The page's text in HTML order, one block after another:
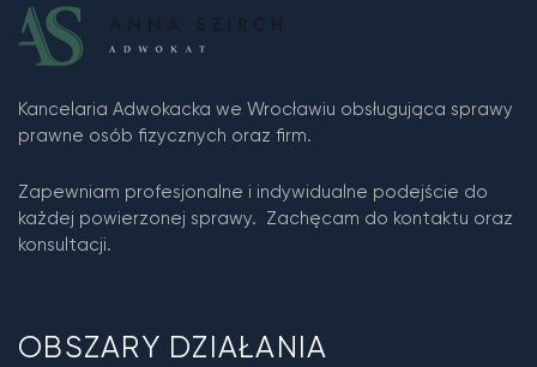
Kancelaria Adwokacka we Wrocławiu obsługująca sprawy
prawne osób fizycznych oraz firm.
Zapewniam profesjonalne i indywidualne podejście do
każdej powierzonej sprawy. Zachęcam do kontaktu oraz
konsultacji.
OBSZARY DZIAŁANIA